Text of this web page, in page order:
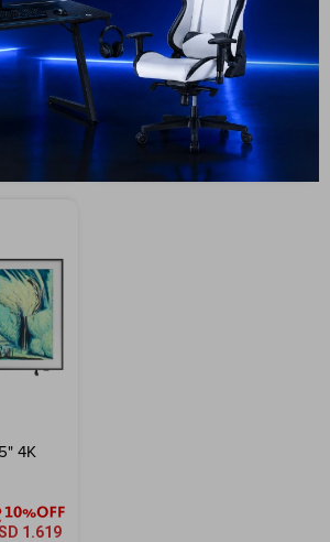
2.249
USD
USD 1.049 USD 944
ENVIO GRATIS
GARANTÍA: 1 AÑO
ENVÍO A TODO EL PAÍS
4K
1.619